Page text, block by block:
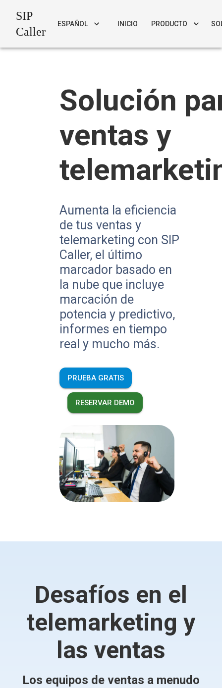
SIP
Caller
ESPAÑOL INICIO PRODUCTO
Solución
ventas y
Aumenta la eficiencia
de tus ventas y
telemarketing con SIP
Caller, el último
marcador basado en
la nube que incluye
marcación de
potencia y predictivo,
informes en tiempo
real y mucho más.
PRUEBA GRATIS
RESERVAR DEMO
Desafíos en el
telemarketing y
las ventas
Los equipos de ventas a menudo